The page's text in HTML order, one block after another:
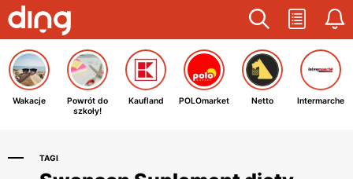
Wakacje
Powrót do
szkoły!
Kaufland POLOmarket Netto Intermarche
TAGI